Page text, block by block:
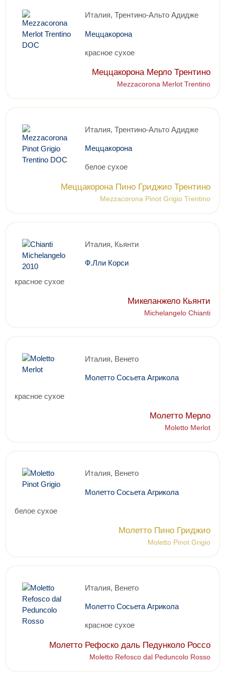
Италия, Трентино-Альто Адидже
Меццакорона
красное сухое
Меццакорона Мерло Трентино
Mezzacorona Merlot Trentino
Италия, Трентино-Альто Адидже
Меццакорона
белое сухое
Меццакорона Пино Гриджио Трентино
Mezzacorona Pinot Grigio Trentino
Италия, Кьянти
Ф.Лли Корси
красное сухое
Микеланжело Кьянти
Michelangelo Chianti
Италия, Венето
Молетто Сосьета Агрикола
красное сухое
Молетто Мерло
Moletto Merlot
Италия, Венето
Молетто Сосьета Агрикола
белое сухое
Молетто Пино Гриджио
Moletto Pinot Grigio
Италия, Венето
Молетто Сосьета Агрикола
красное сухое
Молетто Рефоско даль Педунколо Россо
Moletto Refosco dal Peduncolo Rosso